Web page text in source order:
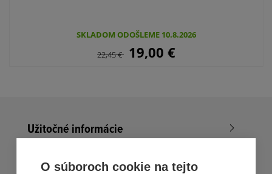
SKLADOM ODOŠLEME 10.8.2026
22,45€ 19,00 €
Užitočné informácie
Nákup v All4Men.sk
O súboroch cookie na tejto